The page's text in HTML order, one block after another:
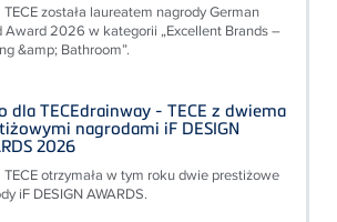
TECE została laureatem nagrody German
Award 2026 w kategorii „Excellent Brands –
&amp; Bathroom”.
dla TECEdrainway - TECE z dwiema
nagrodami iF DESIGN
2026
TECE otrzymała w tym roku dwie prestiżowe
iF DESIGN AWARDS.